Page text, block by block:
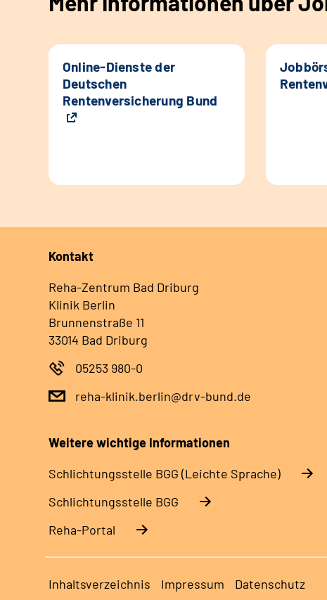
Online-Dienste der
Deutschen
Rentenversicherung Bund
Kontakt
Reha-Zentrum Bad Driburg
Klinik Berlin
Brunnenstraße 11
33014 Bad Driburg
05253 980-0
reha-klinik.berlin@drv-bund.de
Weitere wichtige Informationen
Schlich­tungs­stel­le BGG (Leichte Sprache)
Schlich­tungs­stel­le BGG
Reha-Portal
Inhaltsverzeichnis Impressum Datenschutz